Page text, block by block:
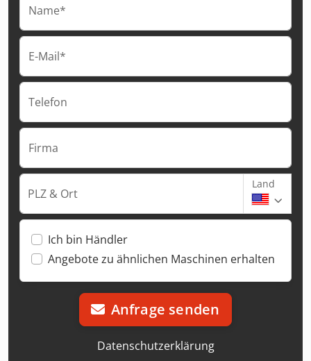
Name*
E-Mail*
Telefon
Firma
PLZ & Ort
Land
Ich bin Händler
Angebote zu ähnlichen Maschinen erhalten
Anfrage senden
Datenschutzerklärung